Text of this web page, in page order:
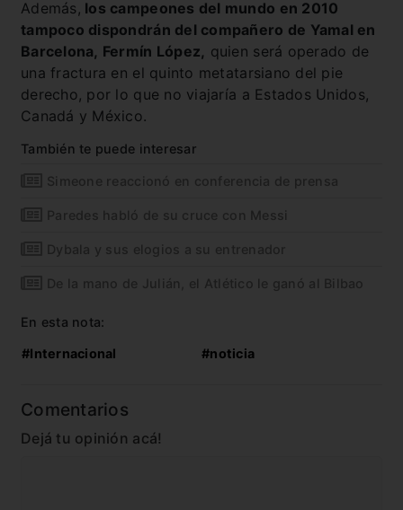
Además, los campeones del mundo en 2010
tampoco dispondrán del compañero de Yamal en
Barcelona, Fermín López, quien será operado de
una fractura en el quinto metatarsiano del pie
derecho, por lo que no viajaría a Estados Unidos,
Canadá y México.
También te puede interesar
Simeone reaccionó en conferencia de prensa
Paredes habló de su cruce con Messi
Dybala y sus elogios a su entrenador
De la mano de Julián, el Atlético le ganó al Bilbao
En esta nota:
#Internacional #noticia
Comentarios
Dejá tu opinión acá!